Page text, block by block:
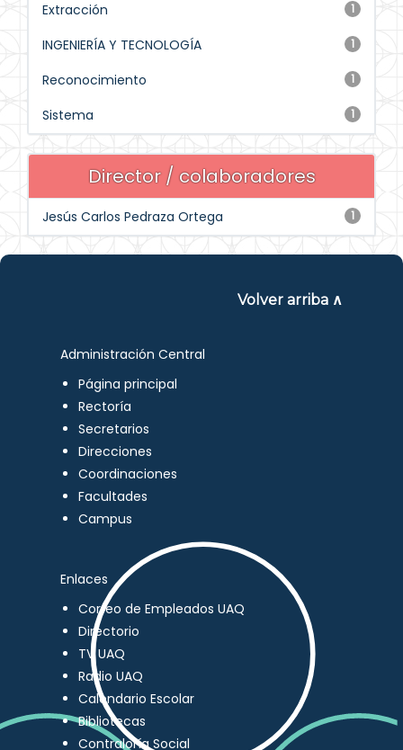
1
Extracción
1
INGENIERÍA Y TECNOLOGÍA
1
Reconocimiento
1
Sistema
Director / colaboradores
1
Jesús Carlos Pedraza Ortega
Volver arriba ∧
Administración Central
Página principal
Rectoría
Secretarios
Direcciones
Coordinaciones
Facultades
Campus
Enlaces
Correo de Empleados UAQ
Directorio
TV UAQ
Radio UAQ
Calendario Escolar
Bibliotecas
Contraloría Social